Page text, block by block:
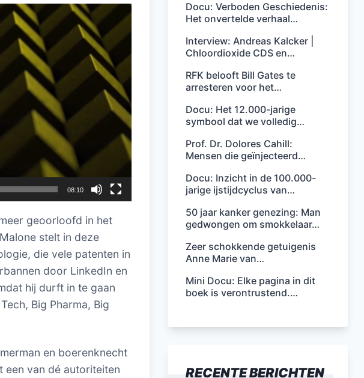
08:10
geoorloofd in het
stelt in deze
die vele patenten in
door LinkedIn en
hij durft in te gaan
Big Pharma, Big
en boerenknecht
een van dé autoriteiten
Docu: Verboden Geschiedenis:
Het onvertelde verhaal…
Interview: Andreas Kalcker |
Chloordioxide CDS en…
RFK belooft Bill Gates te
arresteren voor het…
Docu: Het 12.000-jarige
symbool dat we volledig…
Prof. Dr. Dolores Cahill:
Mensen die geïnjecteerd…
Docu: Inzicht in de 100.000-
jarige ijstijdcyclus van…
50 jaar kanker genezing: Man
gedwongen om smokkelaar…
Zeer schokkende getuigenis
Anne Marie van…
Mini Docu: Elke pagina in dit
boek is verontrustend.…
RECENTE BERICHTEN